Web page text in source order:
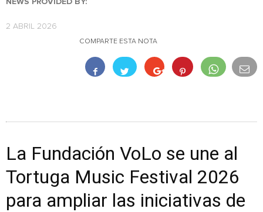
NEWS PROVIDED BY:
2 ABRIL 2026
COMPARTE ESTA NOTA
La Fundación VoLo se une al
Tortuga Music Festival 2026
para ampliar las iniciativas de